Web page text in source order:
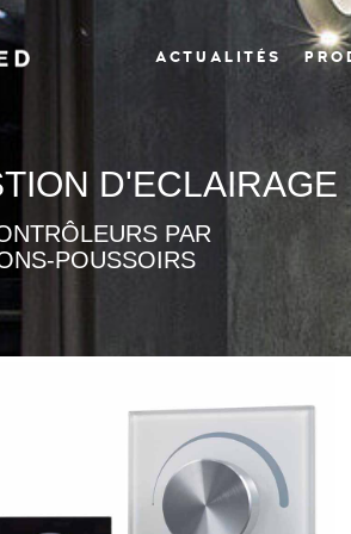
ACTUALITÉS
D'ECLAIRAGE
PAR
POUSSOIRS